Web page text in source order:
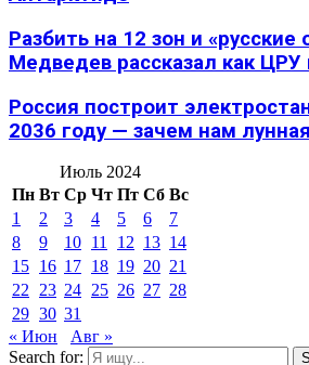
Разбить на 12 зон и «русские
Медведев рассказал как ЦРУ
Россия построит
2036 году — зачем нам
Июль 2024
Пн Вт Ср Чт Пт Сб Вс
1
2 3 4 5 6
7
8
9 10 11 12 13 14
15 16 17 18 19 20 21
22
23 24 25 26 27 28
29 30 31
« Июн
Авг »
Search for: